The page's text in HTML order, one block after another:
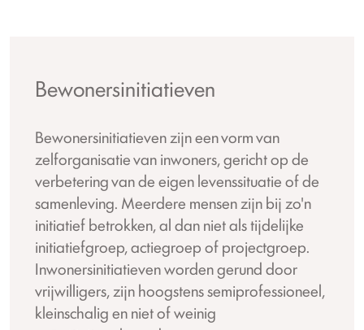
Bewonersinitiatieven
Bewonersinitiatieven zijn een vorm van
zelforganisatie van inwoners, gericht op de
verbetering van de eigen levenssituatie of de
samenleving. Meerdere mensen zijn bij zo'n
initiatief betrokken, al dan niet als tijdelijke
initiatiefgroep, actiegroep of projectgroep.
Inwonersinitiatieven worden gerund door
vrijwilligers, zijn hoogstens semiprofessioneel,
kleinschalig en niet of weinig